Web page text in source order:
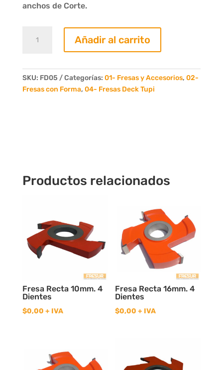
anchos de Corte.
Deck
Clip
Añadir al carrito
SKU: FD05 Categorías: 01- Fresas y Accesorios, 02-
Fresas con Forma, 04- Fresas Deck Tupi
Productos relacionados
Fresa Recta 10mm. 4
Dientes
$0,00 + IVA
Fresa Recta 16mm. 4
Dientes
$0,00 + IVA